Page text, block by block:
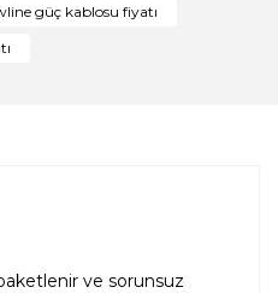
pahalı.
olmalı.
güç kablosu fiyatı
ve sorunsuz